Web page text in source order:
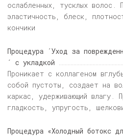
ослабленных, тусклых волос.
эластичность, блеск,
кончики
Процедура ´Уход за
´ с укладкой
Проникает с коллагеном
собой пустоты, создает на
каркас, удерживающий влагу.
гладкость, упругость,
Процедура «Холодный ботокс